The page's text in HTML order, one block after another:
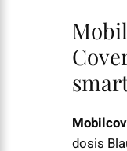
dosis